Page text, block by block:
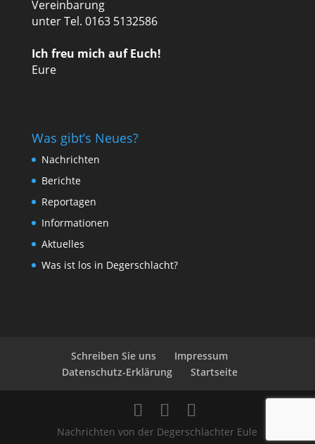
Vereinbarung
unter Tel. 0163 5132586
Ich freu mich auf Euch!
Eure
Was gibt’s Neues?
Nachrichten
Berichte
Reportagen
Informationen
Aktuelles
Was ist los in Degerschlacht?
Schreiben Sie uns
Impressum
Datenschutz-Erklärung
Startseite
Nachrichten von der Degerschlachter Eule